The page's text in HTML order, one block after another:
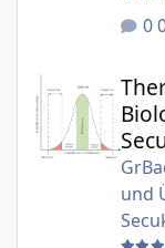
und